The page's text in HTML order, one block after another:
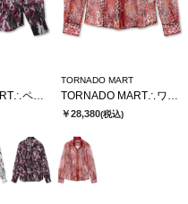
TORNADO MART∴ペイントフロッキーオーガンジーシャツ
TORNADO MART
￥28,380(税込)